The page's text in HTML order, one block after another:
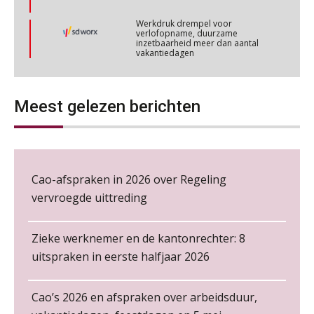
verlofopname, duurzame
inzetbaarheid meer dan aantal
vakantiedagen
ongemakkelijke positie van payroll
De kracht van complimenten op de
werkvloer
Meest gelezen berichten
Cao-afspraken in 2026 over Regeling
vervroegde uittreding
Zieke werknemer en de kantonrechter: 8
uitspraken in eerste halfjaar 2026
Cao’s 2026 en afspraken over arbeidsduur,
Cursus Wwft en AI
MOCuitgevers
NOV
Online cursus Regeling vervroegde uittreding/zwaar werk en Wet bedrag ineens
MOCuitgevers
12
18
NOV
MOCuitgevers
20 Online training Power Pivot (SUPER Draaitabel)